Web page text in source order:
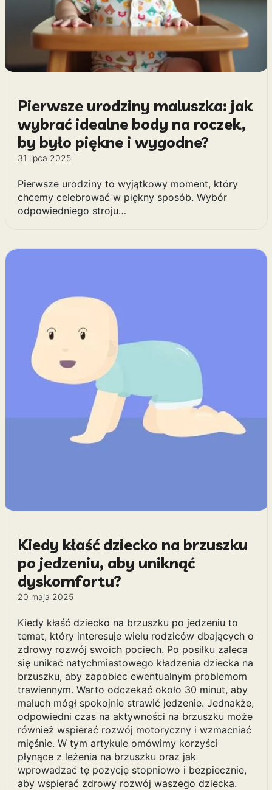
Pierwsze urodziny maluszka: jak
wybrać idealne body na roczek,
by było piękne i wygodne?
31 lipca 2025
Pierwsze urodziny to wyjątkowy moment, który
chcemy celebrować w piękny sposób. Wybór
odpowiedniego stroju…
Kiedy kłaść dziecko na brzuszku
po jedzeniu, aby uniknąć
dyskomfortu?
20 maja 2025
Kiedy kłaść dziecko na brzuszku po jedzeniu to
temat, który interesuje wielu rodziców dbających o
zdrowy rozwój swoich pociech. Po posiłku zaleca
się unikać natychmiastowego kładzenia dziecka na
brzuszku, aby zapobiec ewentualnym problemom
trawiennym. Warto odczekać około 30 minut, aby
maluch mógł spokojnie strawić jedzenie. Jednakże,
odpowiedni czas na aktywności na brzuszku może
również wspierać rozwój motoryczny i wzmacniać
mięśnie. W tym artykule omówimy korzyści
płynące z leżenia na brzuszku oraz jak
wprowadzać tę pozycję stopniowo i bezpiecznie,
aby wspierać zdrowy rozwój waszego dziecka.